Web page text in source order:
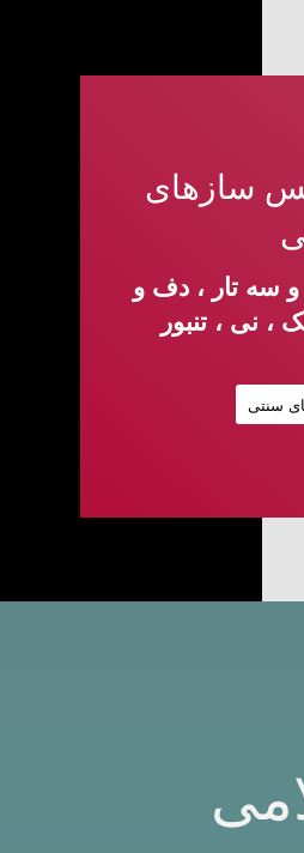
سازهای
و سه تار ، دف و
، نی ، تنبور
سنتی